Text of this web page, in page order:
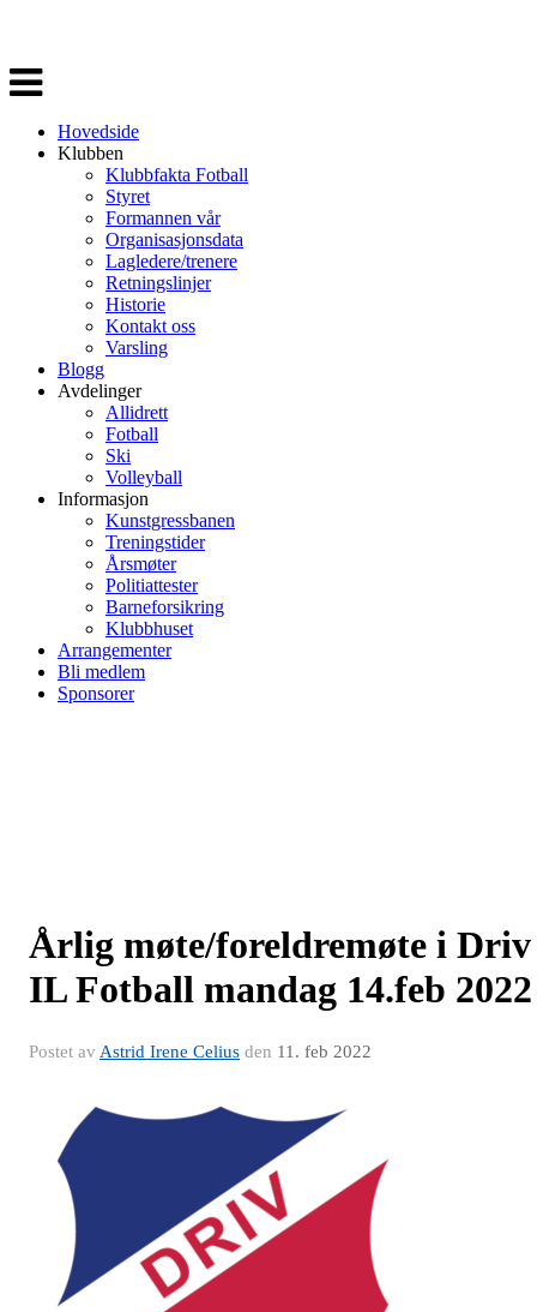
Veksle
navigasjon
Hovedside
Klubben
Klubbfakta Fotball
Styret
Formannen vår
Organisasjonsdata
Lagledere/trenere
Retningslinjer
Historie
Kontakt oss
Varsling
Blogg
Avdelinger
Allidrett
Fotball
Ski
Volleyball
Informasjon
Kunstgressbanen
Treningstider
Årsmøter
Politiattester
Barneforsikring
Klubbhuset
Arrangementer
Bli medlem
Sponsorer
Årlig møte/foreldremøte i Driv
IL Fotball mandag 14.feb 2022
Postet av Astrid Irene Celius den 11. feb 2022